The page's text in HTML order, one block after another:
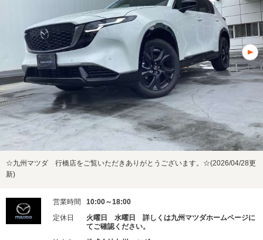
☆九州マツダ 行橋店をご覧いただきありがとうございます。☆(2026/04/28更
新)
営業時間
10:00～18:00
定休日
火曜日 水曜日 詳しくは九州マツダホームページに
てご確認ください。